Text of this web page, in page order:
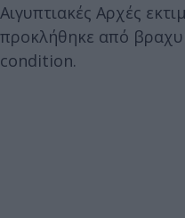
Αιγυπτιακές Αρχές
προκλήθηκε από
condition.